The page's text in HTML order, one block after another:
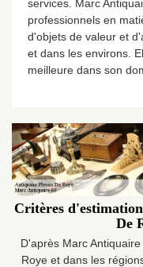
services. Marc
professionnels en
d'objets de valeur et
et dans les environs.
meilleure dans son
Critères
De
D'après Marc
Roye et dans les